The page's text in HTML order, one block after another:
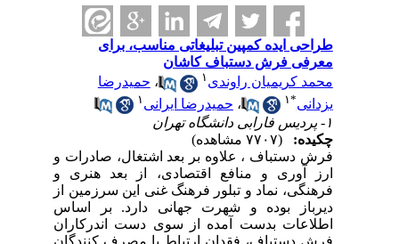
طراحی ایده کمپین تبلیغاتی مناسب، برای
معرفی فرش دستباف کاشان
محمد کریمیان راوندی۱ ،حمیدرضا
یزدانی
۱ ،حمیدرضا ایرانی
چکیده:
فرش دستباف ، علاوه بر بعد اشتغال، صادرات و
ارز آوری و منافع اقتصادی، از بعد هنری و
فرهنگی، نماد و تبلور فرهنگ غنی این سرزمین از
دیرباز بوده و شهرت جهانی دارد. بر اساس
اطلاعات بدست آمده از سوی دست اندرکاران